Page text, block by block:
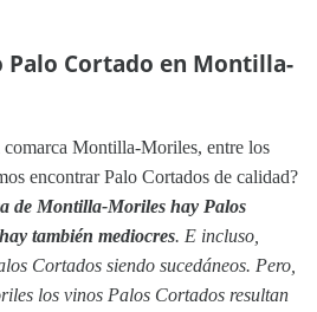
Palo Cortado en Montilla-
comarca Montilla-Moriles, entre los
encontrar Palo Cortados de calidad?
de Montilla-Moriles hay Palos
también mediocres. E incluso,
Cortados siendo sucedáneos. Pero,
los vinos Palos Cortados resultan